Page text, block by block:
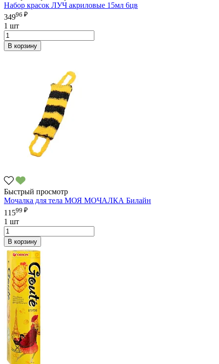
Набор красок ЛУЧ акриловые 15мл 6цв
34996 ₽
1 шт
В корзину
Быстрый просмотр
Мочалка для тела МОЯ МОЧАЛКА Билайн
11599 ₽
1 шт
В корзину